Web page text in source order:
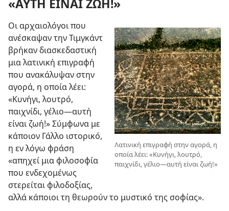
«ΑΥΤΗ ΕΙΝΑΙ ΖΩΗ!»
Λατινική επιγραφή στην αγορά, η
οποία λέει: «Κυνήγι, λουτρό,
παιχνίδι, γέλιο—αυτή είναι ζωή!»
Οι αρχαιολόγοι που
ανέσκαψαν την Τιμγκάντ
βρήκαν διασκεδαστική
μια λατινική επιγραφή
που ανακάλυψαν στην
αγορά, η οποία λέει:
«Κυνήγι, λουτρό,
παιχνίδι, γέλιο—αυτή
είναι ζωή!» Σύμφωνα με
κάποιον Γάλλο ιστορικό,
η εν λόγω φράση
«απηχεί μια φιλοσοφία
που ενδεχομένως
στερείται φιλοδοξίας,
αλλά κάποιοι τη θεωρούν το μυστικό της σοφίας».